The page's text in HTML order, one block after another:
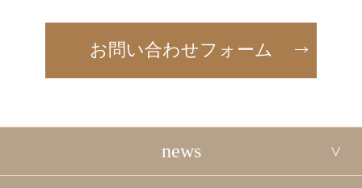
お問い合わせフォーム
news